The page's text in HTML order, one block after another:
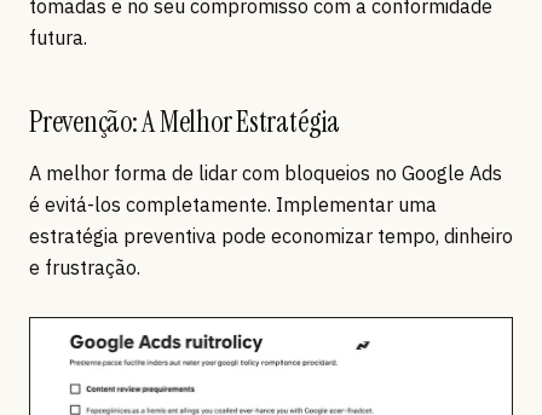
tomadas e no seu compromisso com a conformidade
futura.
Prevenção: A Melhor Estratégia
A melhor forma de lidar com bloqueios no Google Ads
é evitá-los completamente. Implementar uma
estratégia preventiva pode economizar tempo, dinheiro
e frustração.